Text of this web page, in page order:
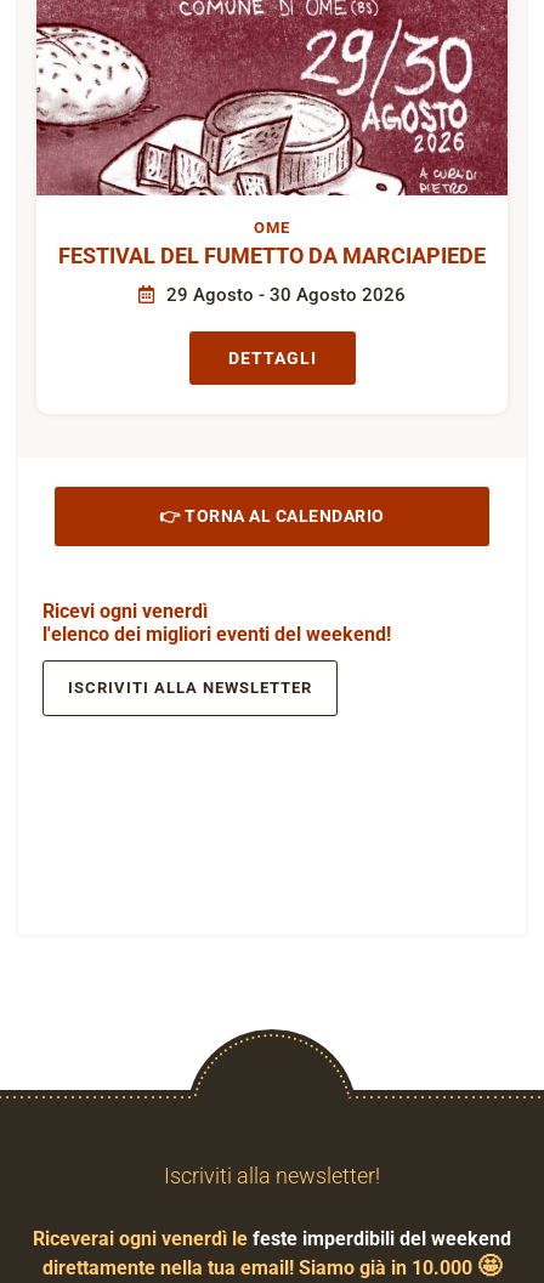
OME
FESTIVAL DEL FUMETTO DA MARCIAPIEDE
29 Agosto - 30 Agosto 2026
DETTAGLI
👉 TORNA AL CALENDARIO
Ricevi ogni venerdì
l'elenco dei migliori eventi del weekend!
ISCRIVITI ALLA NEWSLETTER
Iscriviti alla newsletter!
Riceverai ogni venerdì le feste imperdibili del weekend
direttamente nella tua email! Siamo già in 10.000 🤩